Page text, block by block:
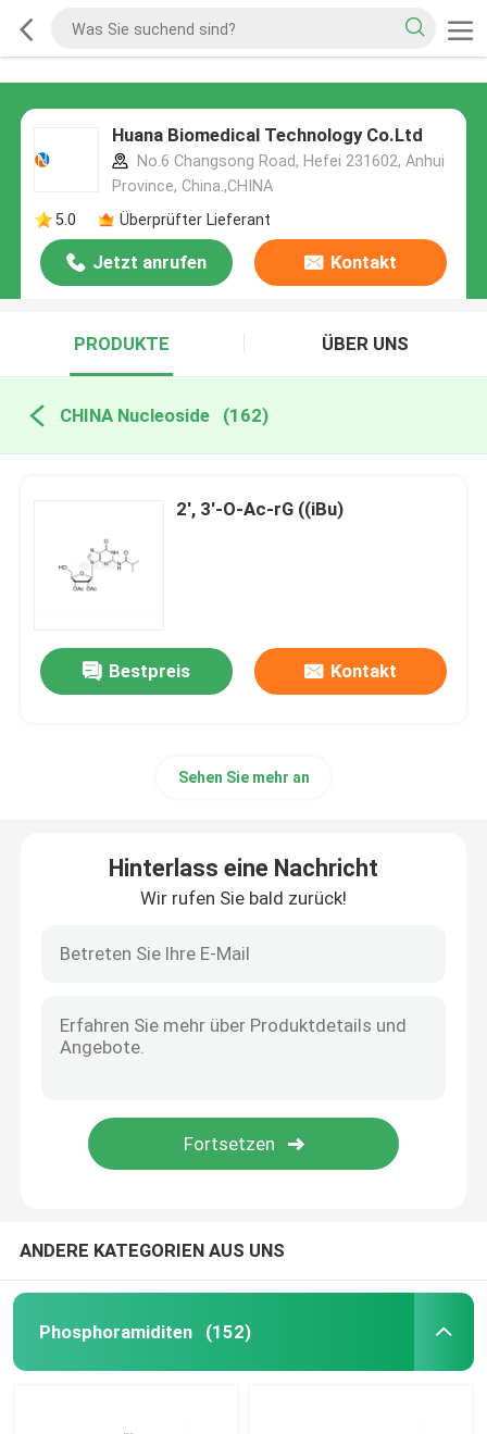
Huana Biomedical Technology Co.Ltd
No.6 Changsong Road, Hefei 231602, Anhui
Province, China.,CHINA
5.0
Überprüfter Lieferant
Jetzt anrufen Kontakt
PRODUKTE ÜBER UNS
CHINA Nucleoside (162)
2', 3'-O-Ac-rG ((iBu)
Bestpreis Kontakt
Sehen Sie mehr an
Hinterlass eine Nachricht
Wir rufen Sie bald zurück!
ANDERE KATEGORIEN AUS UNS
Phosphoramiditen (152)